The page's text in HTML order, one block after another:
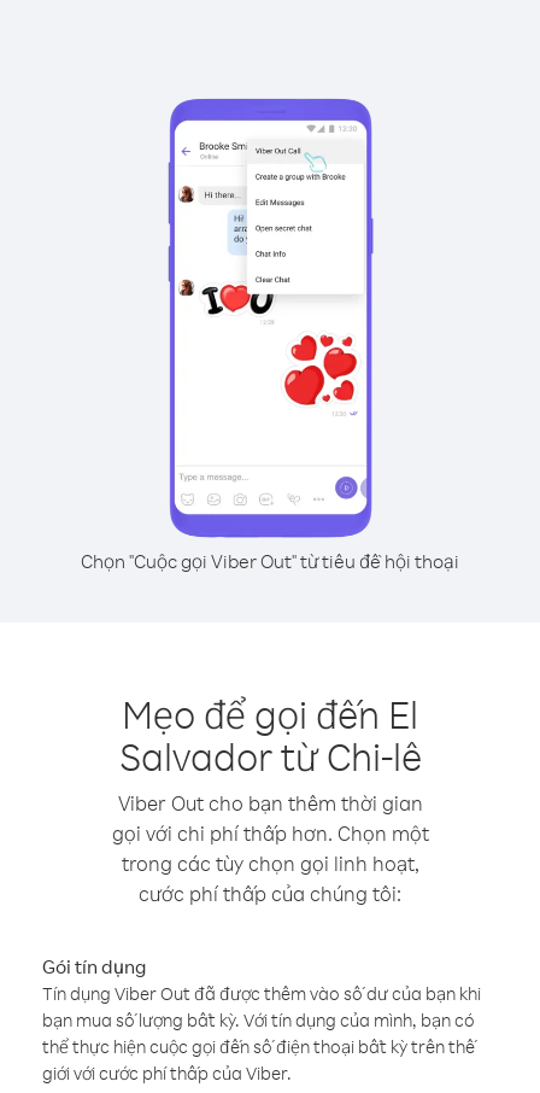
Chọn "Cuộc gọi Viber Out" từ tiêu đề hội thoại
Mẹo để gọi đến El
Salvador từ Chi-lê
Viber Out cho bạn thêm thời gian
gọi với chi phí thấp hơn. Chọn một
trong các tùy chọn gọi linh hoạt,
cước phí thấp của chúng tôi:
Gói tín dụng
Tín dụng Viber Out đã được thêm vào số dư của bạn khi
bạn mua số lượng bất kỳ. Với tín dụng của mình, bạn có
thể thực hiện cuộc gọi đến số điện thoại bất kỳ trên thế
giới với cước phí thấp của Viber.